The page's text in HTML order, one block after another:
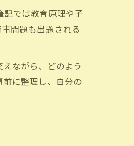
では教育原理や子
問題も出題される
ながら、どのよう
に整理し、自分の